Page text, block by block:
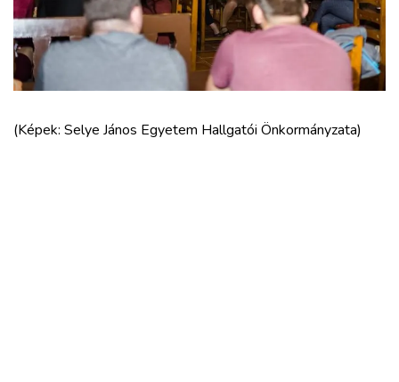
(Képek: Selye János Egyetem Hallgatói Önkormányzata)